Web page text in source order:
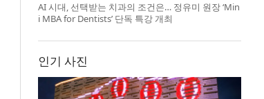
AI 시대, 선택받는 치과의 조건은… 정유미 원장 ‘Min
i MBA for Dentists’ 단독 특강 개최
인기 사진